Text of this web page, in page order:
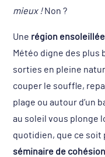
mieux ! Non ?
Une région ensoleillée
Météo digne des plus
sorties en pleine
couper le souffle,
plage ou autour d’un
au soleil vous plonge
quotidien, que ce soit
séminaire de cohésion